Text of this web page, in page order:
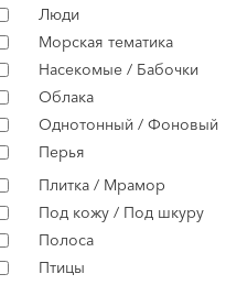
Люди
Морская тематика
Насекомые / Бабочки
Облака
Однотонный / Фоновый
Перья
Плитка / Мрамор
Под кожу / Под шкуру
Полоса
Птицы